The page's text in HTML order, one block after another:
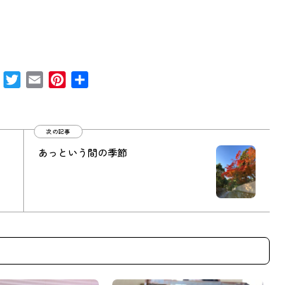
FacebookTwitter
Email Pinterest
次の記事
あっという間の季節